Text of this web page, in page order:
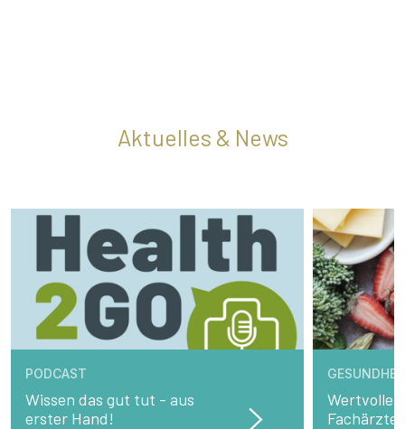
Aktuelles & News
PODCAST
Wissen das gut tut - aus
erster Hand!
Wertvolle